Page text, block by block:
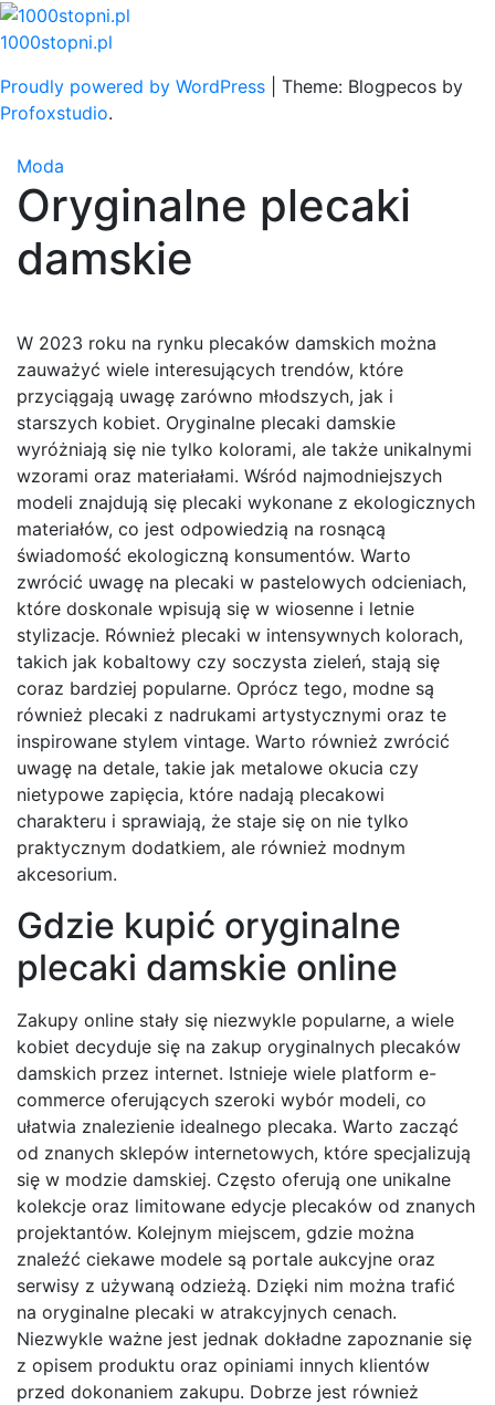
Skip
to
1000stopni.pl
Proudly powered by WordPress
Theme: Blogpecos by
Profoxstudio.
Moda
Oryginalne plecaki
damskie
W 2023 roku na rynku plecaków damskich można
zauważyć wiele interesujących trendów, które
przyciągają uwagę zarówno młodszych, jak i
starszych kobiet. Oryginalne plecaki damskie
wyróżniają się nie tylko kolorami, ale także unikalnymi
wzorami oraz materiałami. Wśród najmodniejszych
modeli znajdują się plecaki wykonane z ekologicznych
materiałów, co jest odpowiedzią na rosnącą
świadomość ekologiczną konsumentów. Warto
zwrócić uwagę na plecaki w pastelowych odcieniach,
które doskonale wpisują się w wiosenne i letnie
stylizacje. Również plecaki w intensywnych kolorach,
takich jak kobaltowy czy soczysta zieleń, stają się
coraz bardziej popularne. Oprócz tego, modne są
również plecaki z nadrukami artystycznymi oraz te
inspirowane stylem vintage. Warto również zwrócić
uwagę na detale, takie jak metalowe okucia czy
nietypowe zapięcia, które nadają plecakowi
charakteru i sprawiają, że staje się on nie tylko
praktycznym dodatkiem, ale również modnym
akcesorium.
Gdzie kupić oryginalne
plecaki damskie online
Zakupy online stały się niezwykle popularne, a wiele
kobiet decyduje się na zakup oryginalnych plecaków
damskich przez internet. Istnieje wiele platform e-
commerce oferujących szeroki wybór modeli, co
ułatwia znalezienie idealnego plecaka. Warto zacząć
od znanych sklepów internetowych, które specjalizują
się w modzie damskiej. Często oferują one unikalne
kolekcje oraz limitowane edycje plecaków od znanych
projektantów. Kolejnym miejscem, gdzie można
znaleźć ciekawe modele są portale aukcyjne oraz
serwisy z używaną odzieżą. Dzięki nim można trafić
na oryginalne plecaki w atrakcyjnych cenach.
Niezwykle ważne jest jednak dokładne zapoznanie się
z opisem produktu oraz opiniami innych klientów
przed dokonaniem zakupu. Dobrze jest również